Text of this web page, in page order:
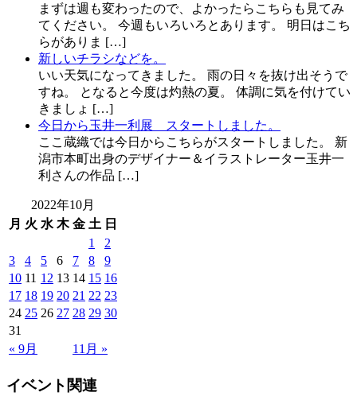
まずは週も変わったので、よかったらこちらも見てみ
てください。 今週もいろいろとあります。 明日はこち
らがありま […]
新しいチラシなどを。
いい天気になってきました。 雨の日々を抜け出そうで
すね。 となると今度は灼熱の夏。 体調に気を付けてい
きましょ […]
今日から玉井一利展 スタートしました。
ここ蔵織では今日からこちらがスタートしました。 新
潟市本町出身のデザイナー＆イラストレーター玉井一
利さんの作品 […]
2022年10月
月 火 水 木 金 土 日
« 9月 11月 »
1
2
3
4 5 6 7 8
9
10 11 12 13 14 15 16
17 18 19 20 21 22 23
24 25 26 27 28 29 30
31
イベント関連